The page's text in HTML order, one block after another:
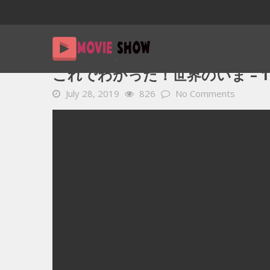
Home
これでわかった！世界のいま –
July 28, 2019 826 No Comments